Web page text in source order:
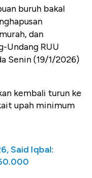
buruh bakal
dan
Undang RUU
Senin (19/1/2026)
kembali turun ke
upah minimum
Said Iqbal: